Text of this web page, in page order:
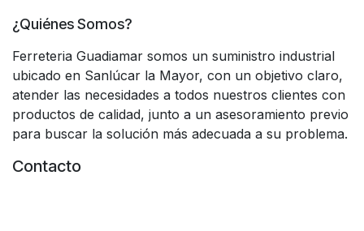
¿Quiénes Somos?
Ferreteria Guadiamar somos un suministro industrial
ubicado en Sanlúcar la Mayor, con un objetivo claro,
atender las necesidades a todos nuestros clientes con
productos de calidad, junto a un asesoramiento previo
para buscar la solución más adecuada a su problema.
Contacto